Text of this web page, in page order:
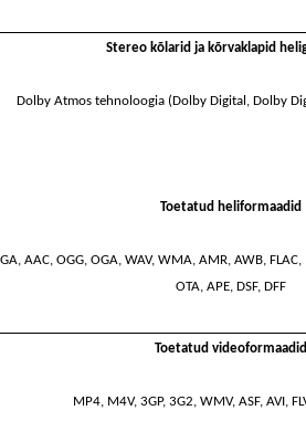
Stereo kõlarid ja kõrvaklapid
Dolby Atmos tehnoloogia (Dolby Digital, Dolby
Toetatud heliformaadid
AAC, OGG, OGA, WAV, WMA, AMR, AWB, FLAC,
OTA, APE, DSF, DFF
Toetatud videoformaadid
MP4, M4V, 3GP, 3G2, WMV, ASF, AVI,